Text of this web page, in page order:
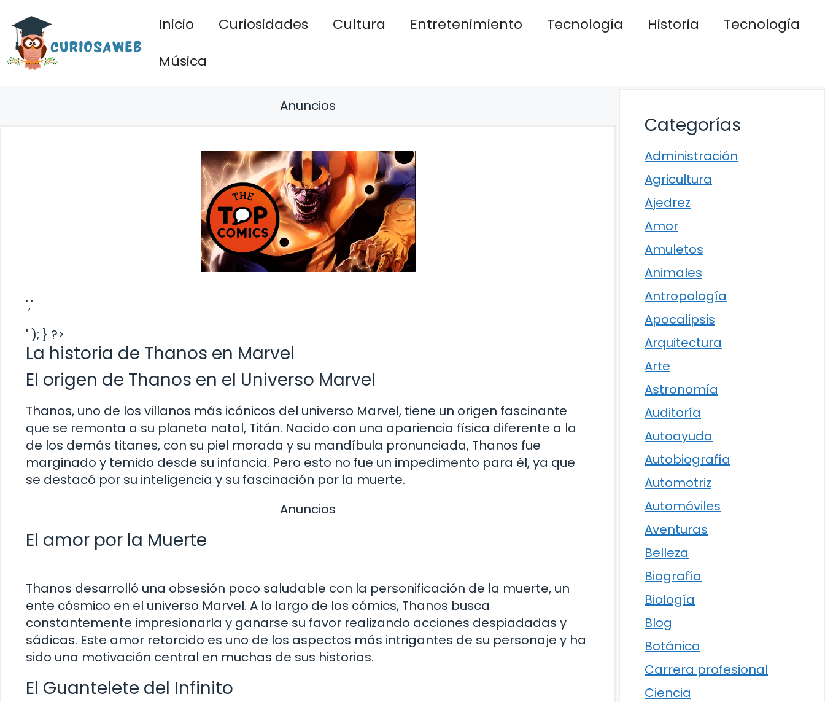
contenido
Inicio Curiosidades Cultura Entretenimiento Tecnología Historia
Tecnología
Música
Anuncios
','
' ); } ?>
La historia de Thanos en Marvel
El origen de Thanos en el Universo Marvel
Thanos, uno de los villanos más icónicos del universo Marvel, tiene un origen fascinante
que se remonta a su planeta natal, Titán. Nacido con una apariencia física diferente a la
de los demás titanes, con su piel morada y su mandíbula pronunciada, Thanos fue
marginado y temido desde su infancia. Pero esto no fue un impedimento para él, ya que
se destacó por su inteligencia y su fascinación por la muerte.
Anuncios
El amor por la Muerte
Thanos desarrolló una obsesión poco saludable con la personificación de la muerte, un
ente cósmico en el universo Marvel. A lo largo de los cómics, Thanos busca
constantemente impresionarla y ganarse su favor realizando acciones despiadadas y
sádicas. Este amor retorcido es uno de los aspectos más intrigantes de su personaje y ha
sido una motivación central en muchas de sus historias.
El Guantelete del Infinito
Categorías
Administración
Agricultura
Ajedrez
Amor
Amuletos
Animales
Antropología
Apocalipsis
Arquitectura
Arte
Astronomía
Auditoría
Autoayuda
Autobiografía
Automotriz
Automóviles
Aventuras
Belleza
Biografía
Biología
Blog
Botánica
Carrera profesional
Ciencia